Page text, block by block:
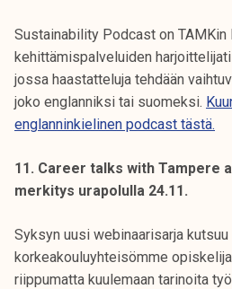
Sustainability Podcast on TAMKin
kehittämispalveluiden
jossa haastatteluja tehdään
joko englanniksi tai suomeksi.
englanninkielinen podcast tästä.
11. Career talks with Tampere
merkitys urapolulla 24.11.
Syksyn uusi webinaarisarja
korkeakouluyhteisömme
riippumatta kuulemaan tarinoita